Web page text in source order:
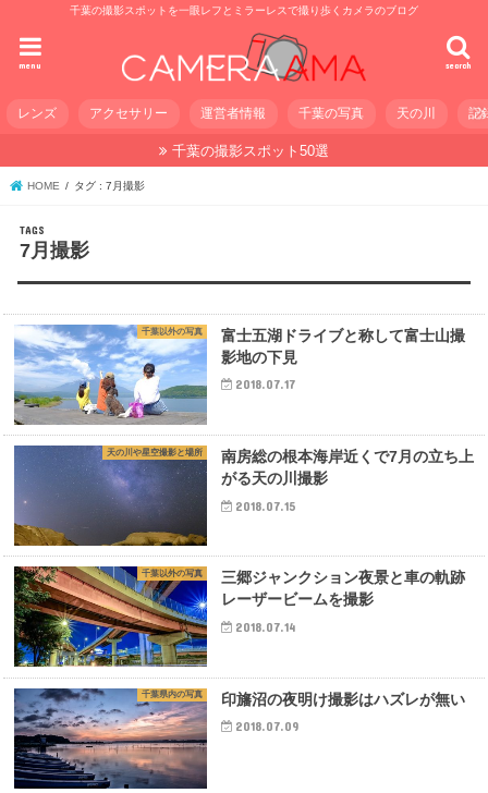
千葉の撮影スポットを一眼レフとミラーレスで撮り歩くカメラのブログ
search
menu
レンズ アクセサリー 運営者情報 千葉の写真 天の川 記
千葉の撮影スポット50選
HOME タグ : 7月撮影
7月撮影
千葉以外の写真
富士五湖ドライブと称して富士山撮
影地の下見
2018.07.17
天の川や星空撮影と場所
南房総の根本海岸近くで7月の立ち上
がる天の川撮影
2018.07.15
千葉以外の写真
三郷ジャンクション夜景と車の軌跡
レーザービームを撮影
2018.07.14
千葉県内の写真 印旛沼の夜明け撮影はハズレが無い
2018.07.09